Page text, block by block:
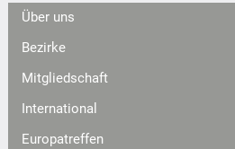
Über uns
Bezirke
Mitgliedschaft
International
Europatreffen